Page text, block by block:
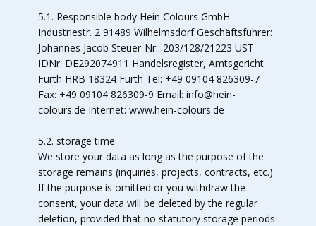
5.1. Responsible body Hein Colours GmbH
Industriestr. 2 91489 Wilhelmsdorf Geschäftsführer:
Johannes Jacob Steuer-Nr.: 203/128/21223 UST-
IDNr. DE292074911 Handelsregister, Amtsgericht
Fürth HRB 18324 Fürth Tel: +49 09104 826309-7
Fax: +49 09104 826309-9 Email: info@hein-
colours.de Internet: www.hein-colours.de
5.2. storage time
We store your data as long as the purpose of the
storage remains (inquiries, projects, contracts, etc.)
If the purpose is omitted or you withdraw the
consent, your data will be deleted by the regular
deletion, provided that no statutory storage periods